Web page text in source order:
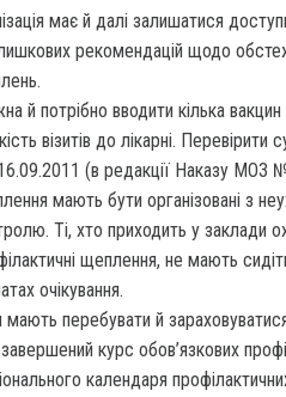
має й далі залишатися
рекомендацій щодо
й потрібно вводити кілька
візитів до лікарні.
(в редакції Наказу МОЗ
мають бути організовані з
Ті, хто приходить у заклади
щеплення, не мають
очікування.
мають перебувати й
курс обов’язкових
календаря